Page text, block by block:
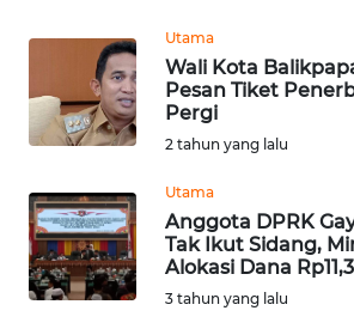
Utama
Wali Kota
Pesan Tiket
Pergi
2 tahun yang lalu
Utama
Anggota DPRK
Tak Ikut Sidang,
Alokasi Dana
3 tahun yang lalu
PAPUA
BARAT
WN
RIAU